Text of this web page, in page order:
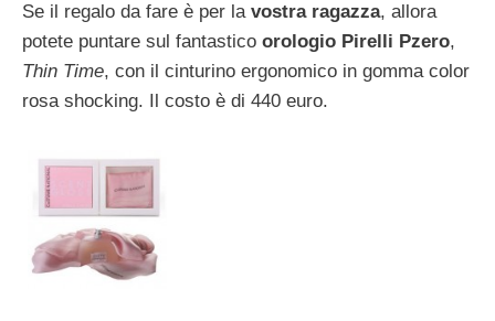
Se il regalo da fare è per la vostra ragazza, allora
potete puntare sul fantastico orologio Pirelli Pzero,
Thin Time, con il cinturino ergonomico in gomma color
rosa shocking. Il costo è di 440 euro.